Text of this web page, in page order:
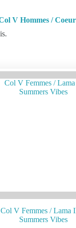
V Hommes /
Col V Femmes / Lama
Summers Vibes